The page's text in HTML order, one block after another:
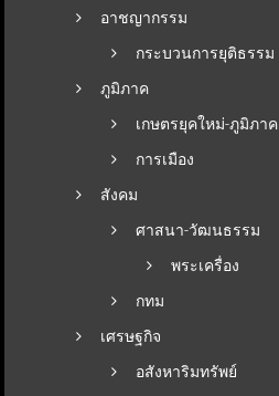
อาชญากรรม
กระบวนการยุติธรรม
ภูมิภาค
เกษตรยุคใหม่-ภูมิภาค
การเมือง
สังคม
ศาสนา-วัฒนธรรม
พระเครื่อง
กทม
เศรษฐกิจ
อสังหาริมทรัพย์